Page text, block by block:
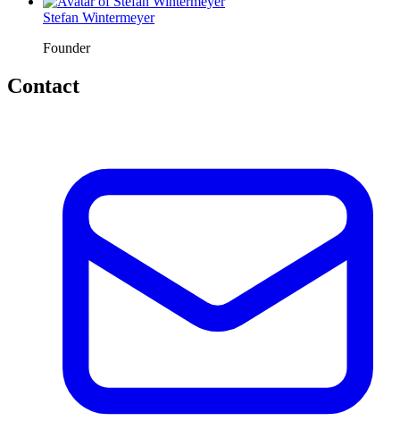
Stefan Wintermeyer
Founder
Contact